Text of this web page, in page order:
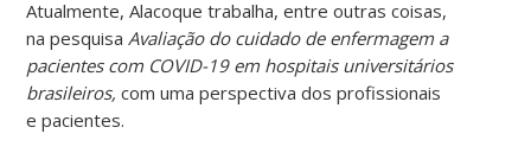
Atualmente, Alacoque trabalha, entre outras coisas,
na pesquisa Avaliação do cuidado de enfermagem a
pacientes com COVID-19 em hospitais universitários
brasileiros,com uma perspectiva dos profissionais
e pacientes.